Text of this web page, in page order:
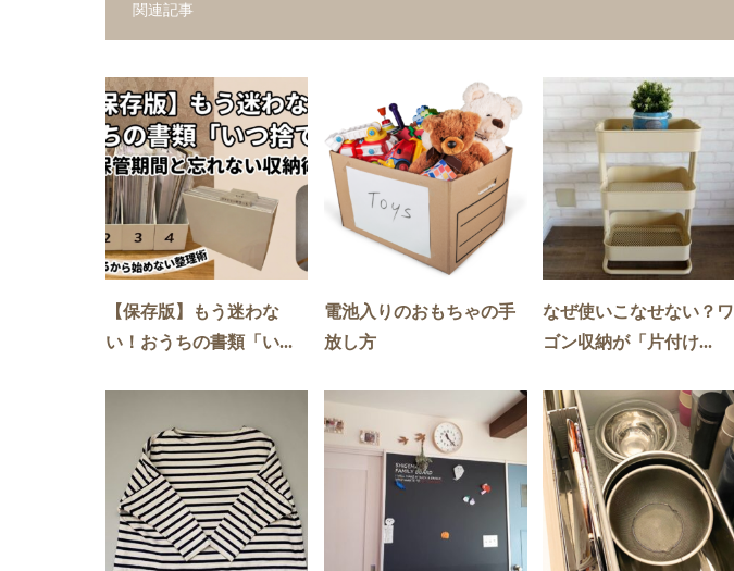
関連記事
【保存版】もう迷わな
い！おうちの書類「い...
電池入りのおもちゃの手
放し方
なぜ使いこなせない？ワ
ゴン収納が「片付け...